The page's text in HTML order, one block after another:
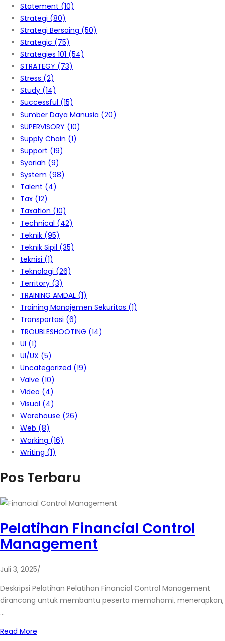
Statement (10)
Strategi (80)
Strategi Bersaing (50)
Strategic (75)
Strategies 101 (54)
STRATEGY (73)
Stress (2)
Study (14)
Successful (15)
Sumber Daya Manusia (20)
SUPERVISORY (10)
Supply Chain (1)
Support (19)
Syariah (9)
System (98)
Talent (4)
Tax (12)
Taxation (10)
Technical (42)
Teknik (95)
Teknik Sipil (35)
teknisi (1)
Teknologi (26)
Territory (3)
TRAINING AMDAL (1)
Training Manajemen Sekuritas (1)
Transportasi (6)
TROUBLESHOOTING (14)
UI (1)
UI/UX (5)
Uncategorized (19)
Valve (10)
Video (4)
Visual (4)
Warehouse (26)
Web (8)
Working (16)
Writing (1)
Pos Terbaru
Pelatihan Financial Control
Management
Juli 3, 2025/
Deskripsi Pelatihan Pelatihan Financial Control Management
dirancang untuk membantu peserta memahami, menerapkan,
…
Read More